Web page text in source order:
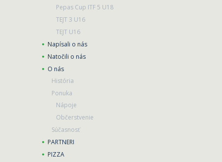
Pepas Cup ITF 5 U18
TEJT 3 U16
TEJT U16
Napísali o nás
Natočili o nás
O nás
História
Ponuka
Nápoje
Občerstvenie
Súčasnosť
PARTNERI
PIZZA